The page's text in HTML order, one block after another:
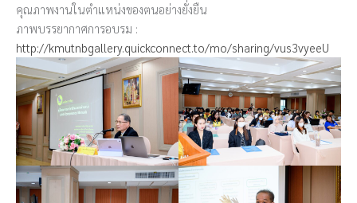
คุณภาพงานในตำแหน่งของตนอย่างยั่งยืน
ภาพบรรยากาศการอบรม :
http://kmutnbgallery.quickconnect.to/mo/sharing/vus3vyeeU